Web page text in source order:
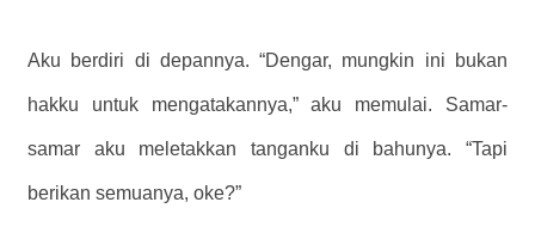
Aku berdiri di depannya. “Dengar, mungkin ini bukan
hakku untuk mengatakannya,” aku memulai. Samar-
samar aku meletakkan tanganku di bahunya. “Tapi
berikan semuanya, oke?”